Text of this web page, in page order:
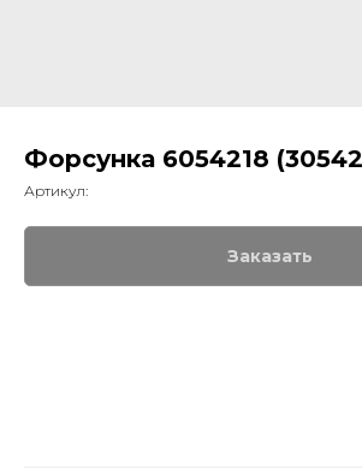
Форсунка 6054218
Артикул:
Заказать